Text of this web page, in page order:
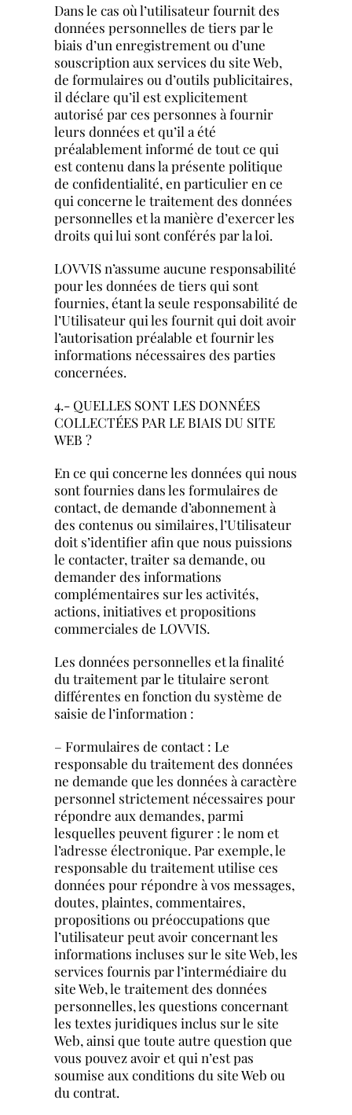
Dans le cas où l’utilisateur fournit des
données personnelles de tiers par le
biais d’un enregistrement ou d’une
souscription aux services du site Web,
de formulaires ou d’outils publicitaires,
il déclare qu’il est explicitement
autorisé par ces personnes à fournir
leurs données et qu’il a été
préalablement informé de tout ce qui
est contenu dans la présente politique
de confidentialité, en particulier en ce
qui concerne le traitement des données
personnelles et la manière d’exercer les
droits qui lui sont conférés par la loi.
LOVVIS n’assume aucune responsabilité
pour les données de tiers qui sont
fournies, étant la seule responsabilité de
l’Utilisateur qui les fournit qui doit avoir
l’autorisation préalable et fournir les
informations nécessaires des parties
concernées.
4.- QUELLES SONT LES DONNÉES
COLLECTÉES PAR LE BIAIS DU SITE
WEB ?
En ce qui concerne les données qui nous
sont fournies dans les formulaires de
contact, de demande d’abonnement à
des contenus ou similaires, l’Utilisateur
doit s’identifier afin que nous puissions
le contacter, traiter sa demande, ou
demander des informations
complémentaires sur les activités,
actions, initiatives et propositions
commerciales de LOVVIS.
Les données personnelles et la finalité
du traitement par le titulaire seront
différentes en fonction du système de
saisie de l’information :
– Formulaires de contact : Le
responsable du traitement des données
ne demande que les données à caractère
personnel strictement nécessaires pour
répondre aux demandes, parmi
lesquelles peuvent figurer : le nom et
l’adresse électronique. Par exemple, le
responsable du traitement utilise ces
données pour répondre à vos messages,
doutes, plaintes, commentaires,
propositions ou préoccupations que
l’utilisateur peut avoir concernant les
informations incluses sur le site Web, les
services fournis par l’intermédiaire du
site Web, le traitement des données
personnelles, les questions concernant
les textes juridiques inclus sur le site
Web, ainsi que toute autre question que
vous pouvez avoir et qui n’est pas
soumise aux conditions du site Web ou
du contrat.